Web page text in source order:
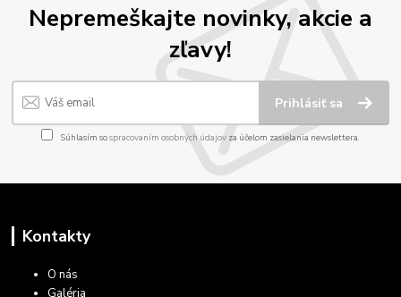
Nepremeškajte novinky, akcie a
zľavy!
Prihlásiť sa
Súhlasím sospracovaním osobných údajov za účelom zasielania newslettera.
Kontakty
O nás
Galéria